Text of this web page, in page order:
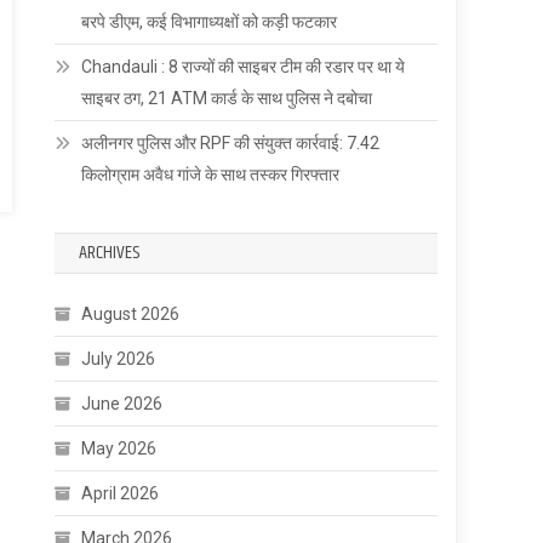
बरपे डीएम, कई विभागाध्यक्षों को कड़ी फटकार
Chandauli : 8 राज्यों की साइबर टीम की रडार पर था ये
साइबर ठग, 21 ATM कार्ड के साथ पुलिस ने दबोचा
अलीनगर पुलिस और RPF की संयुक्त कार्रवाई: 7.42
किलोग्राम अवैध गांजे के साथ तस्कर गिरफ्तार
ARCHIVES
August 2026
July 2026
June 2026
May 2026
April 2026
March 2026